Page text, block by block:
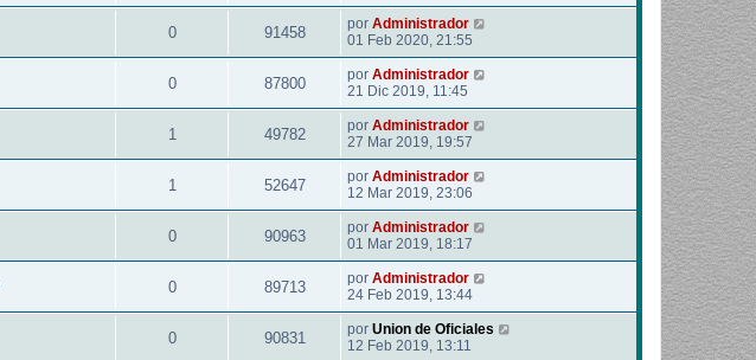
0 91458 por Administrador
01 Feb 2020, 21:55
0 87800 por Administrador
21 Dic 2019, 11:45
1 49782 por Administrador
27 Mar 2019, 19:57
1 52647 por Administrador
12 Mar 2019, 23:06
0 90963 por Administrador
01 Mar 2019, 18:17
0 89713 por Administrador
24 Feb 2019, 13:44
0 90831 por Union de Oficiales
12 Feb 2019, 13:11